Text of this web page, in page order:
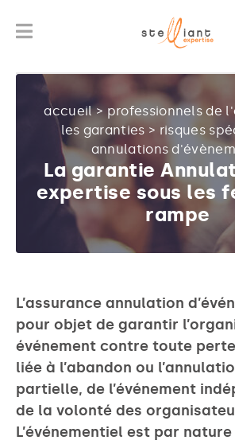
accueil> professionnels de
les garanties > risques
annulations
La garantie
expertise sous les
rampe
L’assurance annulation
pour objet de garantir
événement contre toute
liée à l’abandon ou
partielle, de l’événement
de la volonté des
L’événementiel est par